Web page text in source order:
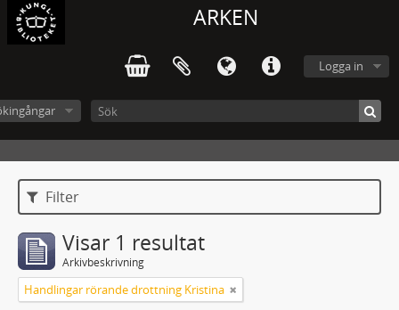
ARKEN
Logga in
Filter
Visar 1 resultat
Arkivbeskrivning
Handlingar rörande drottning Kristina